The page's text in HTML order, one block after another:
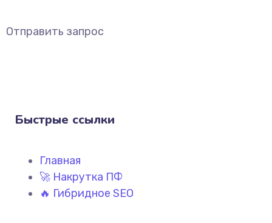
Отправить запрос
Быстрые ссылки
Главная
🚀 Накрутка ПФ
🔥 Гибридное SEO